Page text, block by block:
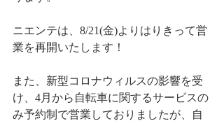
ニエンテは、8/21(金)よりはりきって営
業を再開いたします！
また、新型コロナウィルスの影響を受
け、4月から自転車に関するサービスの
み予約制で営業しておりましたが、自